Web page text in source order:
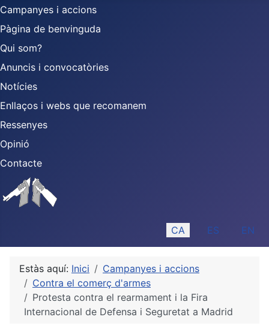
Campanyes i accions
Pàgina de benvinguda
Qui som?
Anuncis i convocatòries
Notícies
Enllaços i webs que recomanem
Ressenyes
Opinió
Contacte
Seleccioni el seu
CA ES EN
Estàs aquí: Inici
Campanyes i accions
Contra el comerç d'armes
Protesta contra el rearmament i la Fira
Internacional de Defensa i Seguretat a Madrid